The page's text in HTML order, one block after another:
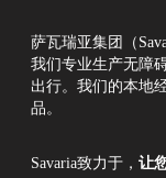
萨瓦瑞亚集团（
我们专业生产无障
出行。我们的本地
品。
Savaria致力于， 让